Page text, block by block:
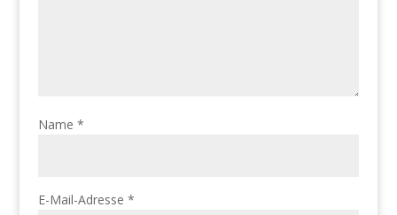
Name *
E-Mail-Adresse *